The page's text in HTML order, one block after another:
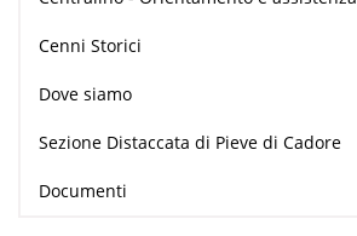
Cenni Storici
Dove siamo
Sezione Distaccata di Pieve di Cadore
Documenti